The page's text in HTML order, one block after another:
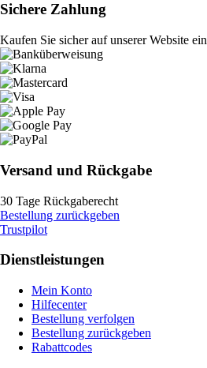
Sichere Zahlung
Kaufen Sie sicher auf unserer Website ein
Versand und Rückgabe
30 Tage Rückgaberecht
Bestellung zurückgeben
Trustpilot
Dienstleistungen
Mein Konto
Hilfecenter
Bestellung verfolgen
Bestellung zurückgeben
Rabattcodes